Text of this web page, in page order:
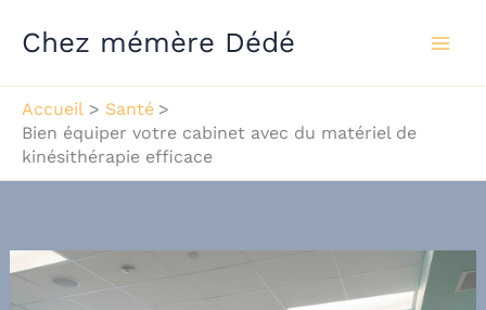
Chez mémère Dédé
Accueil
Santé
Bien équiper votre cabinet avec du matériel de
kinésithérapie efficace